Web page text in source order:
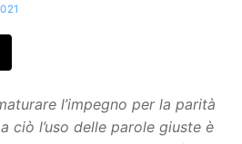
l’impegno per la parità
ciò l’uso delle parole giuste è